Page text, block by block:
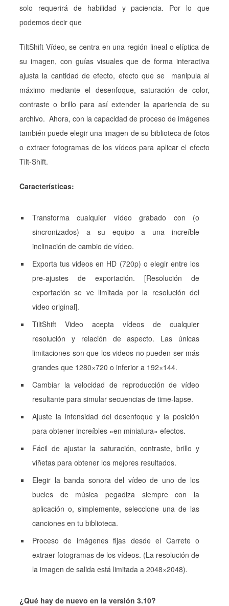
solo requerirá de habilidad y paciencia. Por lo que
podemos decir que
TiltShift Vídeo, se centra en una región lineal o elíptica de
su imagen, con guías visuales que de forma interactiva
ajusta la cantidad de efecto, efecto que se manipula al
máximo mediante el desenfoque, saturación de color,
contraste o brillo para así extender la apariencia de su
archivo. Ahora, con la capacidad de proceso de imágenes
también puede elegir una imagen de su biblioteca de fotos
o extraer fotogramas de los vídeos para aplicar el efecto
Tilt-Shift.
Características:
Transforma cualquier vídeo grabado con (o
sincronizados) a su equipo a una increíble
inclinación de cambio de vídeo.
Exporta tus videos en HD (720p) o elegir entre los
pre-ajustes de exportación. [Resolución de
exportación se ve limitada por la resolución del
video original].
TiltShift Video acepta vídeos de cualquier
resolución y relación de aspecto. Las únicas
limitaciones son que los videos no pueden ser más
grandes que 1280×720 o inferior a 192×144.
Cambiar la velocidad de reproducción de vídeo
resultante para simular secuencias de time-lapse.
Ajuste la intensidad del desenfoque y la posición
para obtener increíbles «en miniatura» efectos.
Fácil de ajustar la saturación, contraste, brillo y
viñetas para obtener los mejores resultados.
Elegir la banda sonora del vídeo de uno de los
bucles de música pegadiza siempre con la
aplicación o, simplemente, seleccione una de las
canciones en tu biblioteca.
Proceso de imágenes fijas desde el Carrete o
extraer fotogramas de los vídeos. (La resolución de
la imagen de salida está limitada a 2048×2048).
¿Qué hay de nuevo en la versión 3.10?